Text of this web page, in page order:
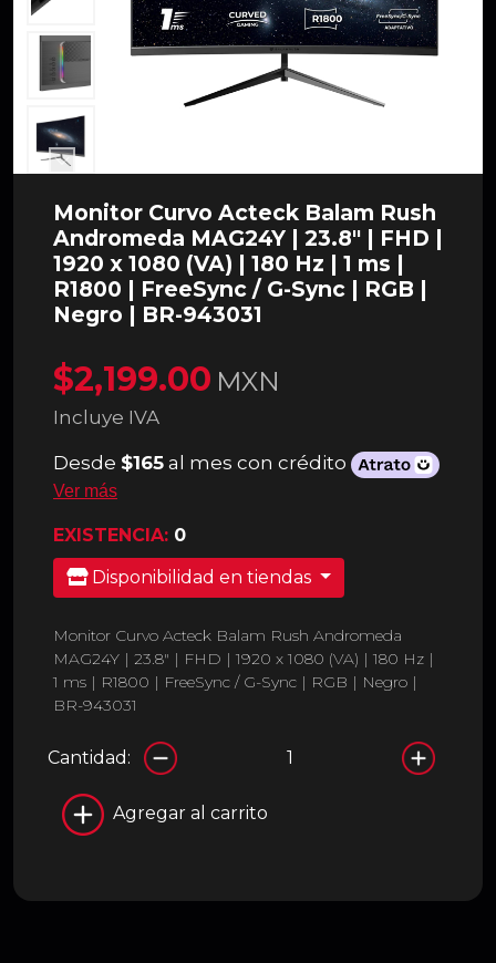
Monitor Curvo Acteck Balam Rush
Andromeda MAG24Y | 23.8" | FHD |
1920 x 1080 (VA) | 180 Hz | 1 ms |
R1800 | FreeSync / G-Sync | RGB |
Negro | BR-943031
$2,199.00 MXN
Incluye IVA
Desde $165 al mes con crédito
Ver más
EXISTENCIA: 0
Disponibilidad en tiendas
Monitor Curvo Acteck Balam Rush Andromeda
MAG24Y | 23.8" | FHD | 1920 x 1080 (VA) | 180 Hz |
1 ms | R1800 | FreeSync / G-Sync | RGB | Negro |
BR-943031
Cantidad:
Agregar al carrito